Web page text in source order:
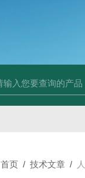
试验箱 LYW-075N,
首页 / 技术文章 /